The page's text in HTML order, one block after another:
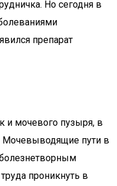
Но сегодня в
препарат
и мочевого пузыря, в
Мочевыводящие пути в
проникнуть в